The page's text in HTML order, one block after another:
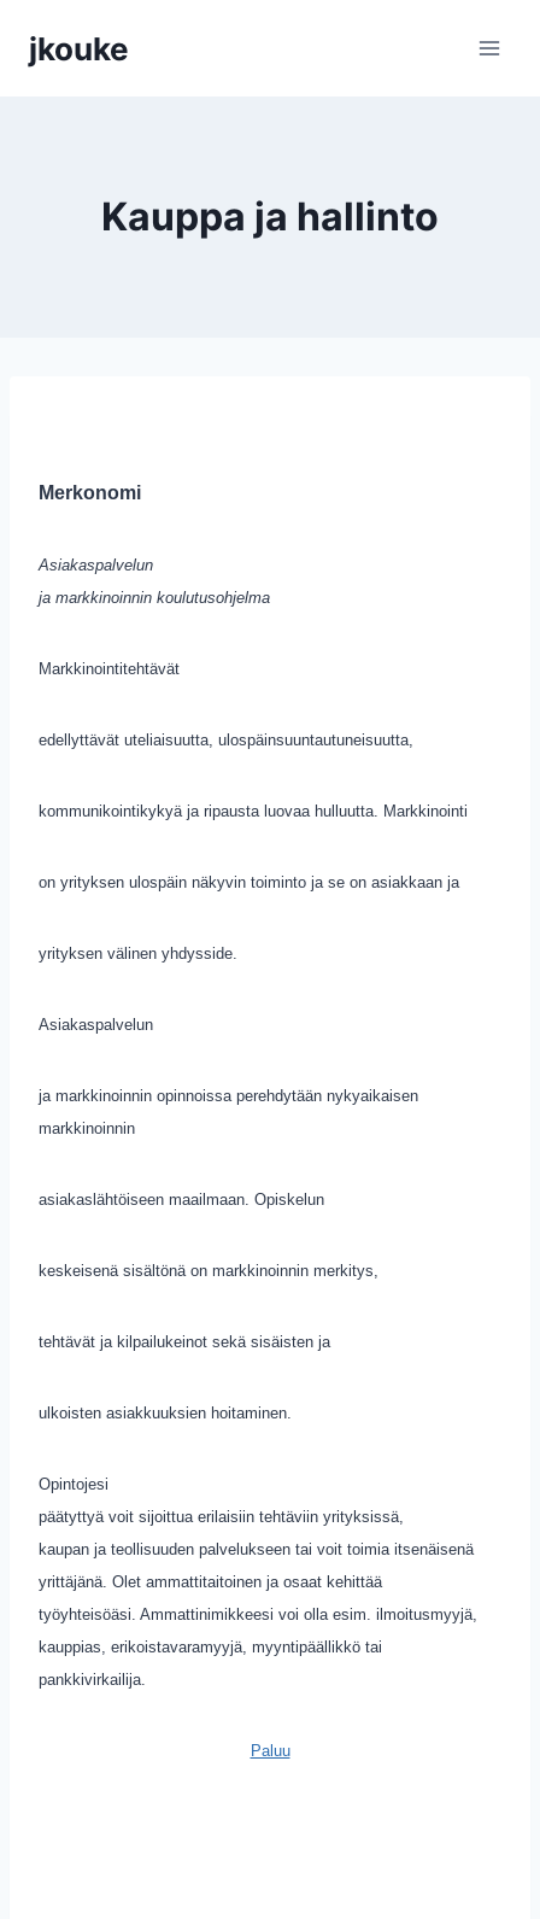
sisältöön
jkouke
Kauppa ja hallinto
Merkonomi
Asiakaspalvelun
ja markkinoinnin koulutusohjelma
Markkinointitehtävät
edellyttävät uteliaisuutta, ulospäinsuuntautuneisuutta,
kommunikointikykyä ja ripausta luovaa hulluutta. Markkinointi
on yrityksen ulospäin näkyvin toiminto ja se on asiakkaan ja
yrityksen välinen yhdysside.
Asiakaspalvelun
ja markkinoinnin opinnoissa perehdytään nykyaikaisen
markkinoinnin
asiakaslähtöiseen maailmaan. Opiskelun
keskeisenä sisältönä on markkinoinnin merkitys,
tehtävät ja kilpailukeinot sekä sisäisten ja
ulkoisten asiakkuuksien hoitaminen.
Opintojesi
päätyttyä voit sijoittua erilaisiin tehtäviin yrityksissä,
kaupan ja teollisuuden palvelukseen tai voit toimia itsenäisenä
yrittäjänä. Olet ammattitaitoinen ja osaat kehittää
työyhteisöäsi. Ammattinimikkeesi voi olla esim. ilmoitusmyyjä,
kauppias, erikoistavaramyyjä, myyntipäällikkö tai
pankkivirkailija.
Paluu